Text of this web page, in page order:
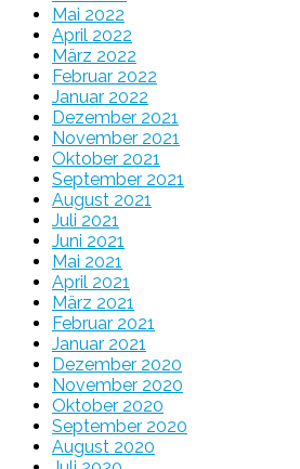
Mai 2022
April 2022
März 2022
Februar 2022
Januar 2022
Dezember 2021
November 2021
Oktober 2021
September 2021
August 2021
Juli 2021
Juni 2021
Mai 2021
April 2021
März 2021
Februar 2021
Januar 2021
Dezember 2020
November 2020
Oktober 2020
September 2020
August 2020